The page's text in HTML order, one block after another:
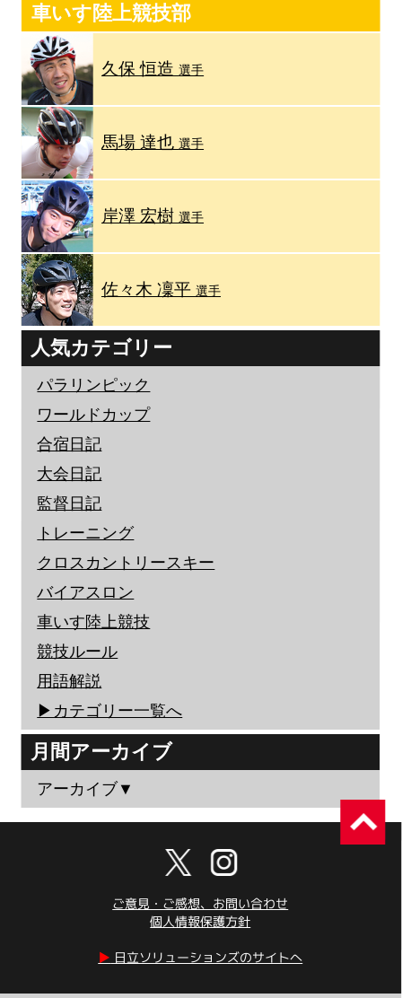
車いす陸上競技部
久保 恒造選手
馬場 達也選手
岸澤 宏樹選手
佐々木 凜平選手
人気カテゴリー
パラリンピック
ワールドカップ
合宿日記
大会日記
監督日記
トレーニング
クロスカントリースキー
バイアスロン
車いす陸上競技
競技ルール
用語解説
▶︎カテゴリー一覧へ
月間アーカイブ
アーカイブ▼
ご意見・ご感想、お問い合わせ
個人情報保護方針
▶︎ 日立ソリューションズのサイトへ